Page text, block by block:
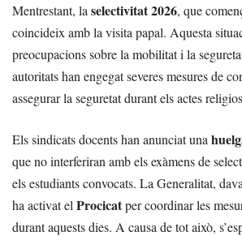
Mentrestant, la selectivitat 2026, que
coincideix amb la visita papal. Aquesta
preocupacions sobre la mobilitat i la
autoritats han engegat severes mesures de
assegurar la seguretat durant els actes
Els sindicats docents han anunciat una
que no interferiran amb els exàmens de
els estudiants convocats. La Generalitat,
ha activat el Procicatper coordinar les
durant aquests dies. A causa de tot això,